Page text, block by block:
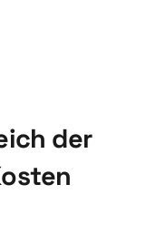
der